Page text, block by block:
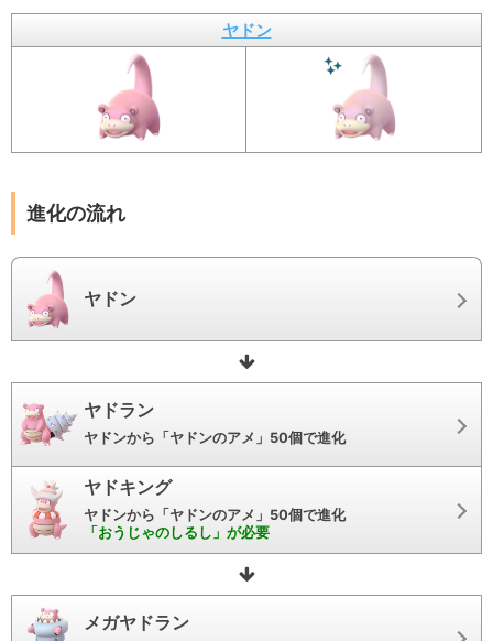
ヤドン
進化の流れ
ヤドン
ヤドラン
ヤドンから「ヤドンのアメ」50個で進化
ヤドキング
ヤドンから「ヤドンのアメ」50個で進化
「おうじゃのしるし」が必要
メガヤドラン